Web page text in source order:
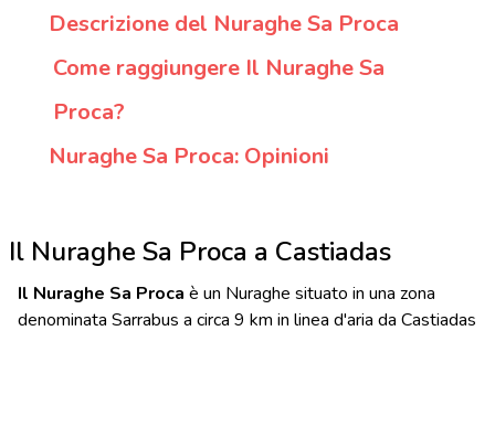
Descrizione del Nuraghe Sa Proca
Come raggiungere Il Nuraghe Sa
Proca?
Nuraghe Sa Proca: Opinioni
Il Nuraghe Sa Proca a Castiadas
Il Nuraghe Sa Proca è un Nuraghe situato in una zona
denominata Sarrabus a circa 9 km in linea d'aria da Castiadas